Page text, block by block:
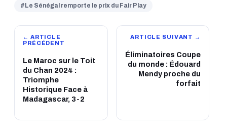
#Le Sénégal remporte le prix du Fair Play
← ARTICLE
PRÉCÉDENT
Le Maroc sur le Toit
du Chan 2024 :
Triomphe
Historique Face à
Madagascar, 3-2
ARTICLE SUIVANT →
Éliminatoires Coupe
du monde : Édouard
Mendy proche du
forfait